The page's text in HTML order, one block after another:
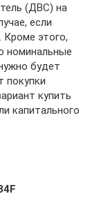
(ДВС) на
если
Кроме этого,
номинальные
будет
покупки
купить
капитального